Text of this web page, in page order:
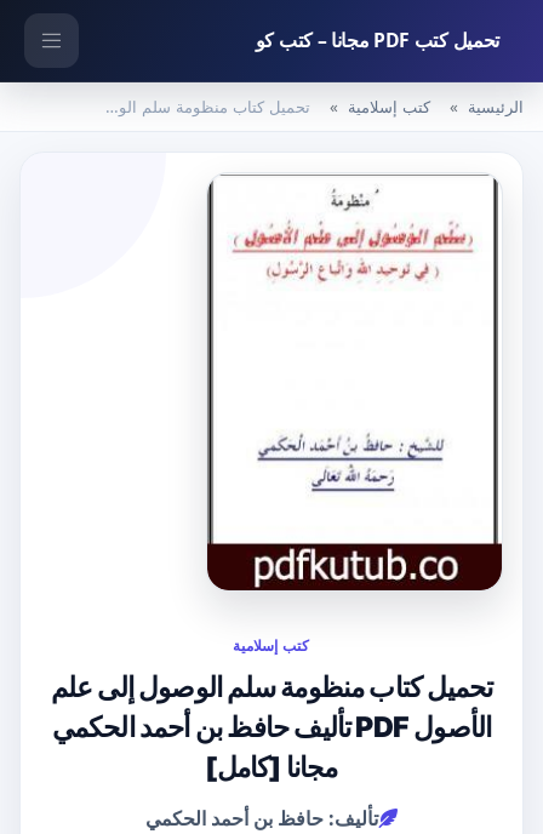
تحميل كتب PDF مجانا – كتب كو
الرئيسية كتب إسلامية تحميل كتاب منظومة سلم الوصول إلى علم الأصول PDF تأليف حافظ بن أحمد الحكمي مجانا [كامل]
كتب إسلامية
تحميل كتاب منظومة سلم الوصول إلى علم
الأصول PDF تأليف حافظ بن أحمد الحكمي
مجانا [كامل]
تأليف: حافظ بن أحمد الحكمي